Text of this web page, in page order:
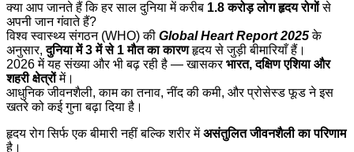
क्या आप जानते हैं कि हर साल दुनिया में करीब 1.8 करोड़ लोग हृदय रोगोंसे
अपनी जान गंवाते हैं?
विश्व स्वास्थ्य संगठन (WHO) की Global Heart Report 2025 के
अनुसार,दुनिया में 3 में से 1 मौत का कारणहृदय से जुड़ी बीमारियाँ हैं।
2026 में यह संख्या और भी बढ़ रही है — खासकरभारत, दक्षिण एशिया और
शहरी क्षेत्रोंमें।
आधुनिक जीवनशैली, काम का तनाव, नींद की कमी, और प्रोसेस्ड फूड ने इस
खतरे को कई गुना बढ़ा दिया है।
हृदय रोग सिर्फ एक बीमारी नहीं बल्कि शरीर मेंअसंतुलित जीवनशैली का परिणाम
है।